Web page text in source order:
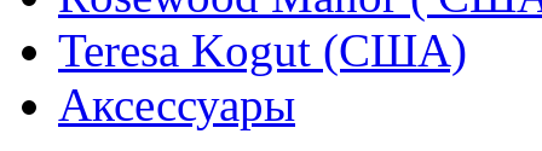
Teresa Kogut (США)
Аксессуары